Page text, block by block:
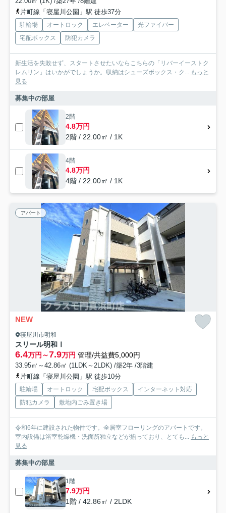
片町線「寝屋川公園」駅 徒歩37分
駐輪場 オートロック エレベーター
光ファイバー
宅配ボックス
防犯カメラ
新生活を失敗せず、スタートさせたいならこちらの「リバーイーストク
レムリン」はいかがでしょうか。収納はシューズボックス・ク... もっと
見る
募集中の部屋
2階
4.8万円
2階 / 22.00㎡ / 1K
4階
4.8万円
4階 / 22.00㎡ / 1K
アパート
NEW
寝屋川市明和
スリール明和Ⅰ
6.4万円～7.9万円 管理/共益費5,000円
33.95㎡～42.86㎡ (1LDK～2LDK) /築2年 /3階建
片町線「寝屋川公園」駅 徒歩10分
駐輪場 オートロック 宅配ボックス
インターネット対応
防犯カメラ
敷地内ごみ置き場
令和6年に建設された物件です。全居室フローリングのアパートです。
室内設備は浴室乾燥機・洗面所独立などが揃っており、とても... もっと
見る
募集中の部屋
1階
7.9万円
1階 / 42.86㎡ / 2LDK